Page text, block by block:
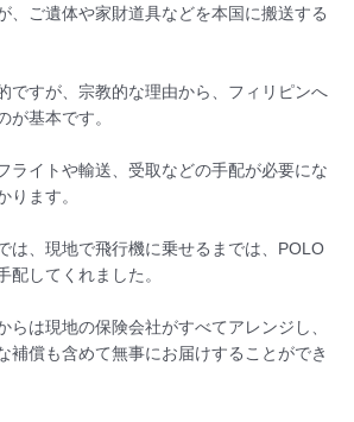
、ご遺体や家財道具などを本国に搬送する
ですが、宗教的な理由から、フィリピンへ
が基本です。
ライトや輸送、受取などの手配が必要にな
ります。
は、現地で飛行機に乗せるまでは、POLO
配してくれました。
らは現地の保険会社がすべてアレンジし、
補償も含めて無事にお届けすることができ